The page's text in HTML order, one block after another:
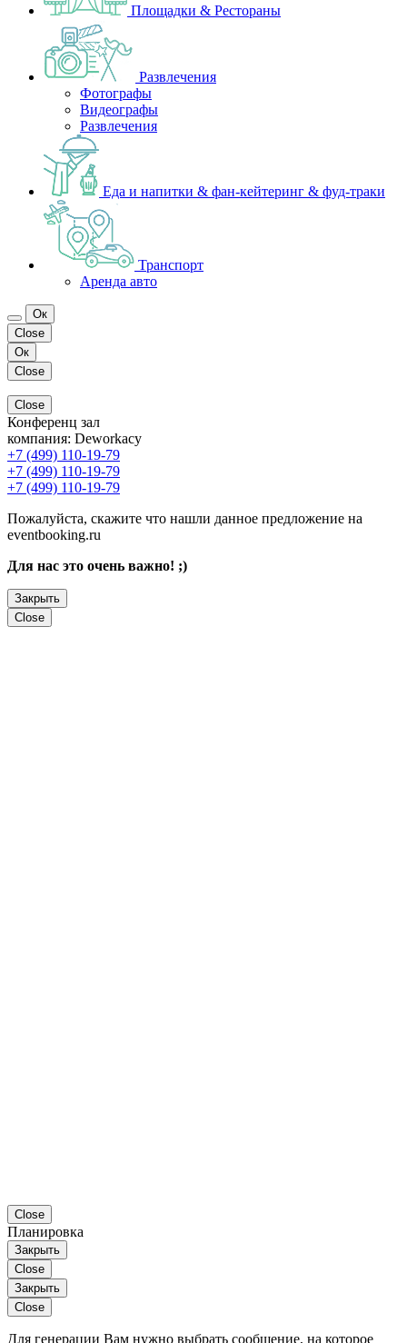
Площадки & Рестораны
Развлечения
Фотографы
Видеографы
Развлечения
Еда и напитки & фан-кейтеринг & фуд-траки
Транспорт
Аренда авто
Ок
Close
Ок
Close
Close
Конференц зал
компания: Deworkacy
+7 (499) 110-19-79
+7 (499) 110-19-79
+7 (499) 110-19-79
Пожалуйста, скажите что нашли данное предложение на
eventbooking.ru
Для нас это очень важно! ;)
Закрыть
Close
Close
Планировка
Закрыть
Close
Закрыть
Close
Для генерации Вам нужно выбрать сообщение, на которое